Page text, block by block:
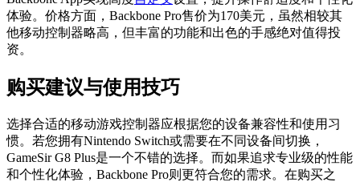
体验。价格方面，Backbone Pro售价为170美元，虽然相较其
他移动控制器略高，但丰富的功能和出色的手感绝对值得投
资。
购买建议与使用技巧
选择合适的移动游戏控制器应根据您的设备兼容性和使用习
惯。若您拥有Nintendo Switch或需要在不同设备间切换，
GameSir G8 Plus是一个不错的选择。而如果追求专业级的性能
和个性化体验，Backbone Pro则更符合您的需求。在购买之